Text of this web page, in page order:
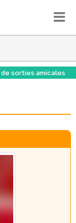
de sorties amicales